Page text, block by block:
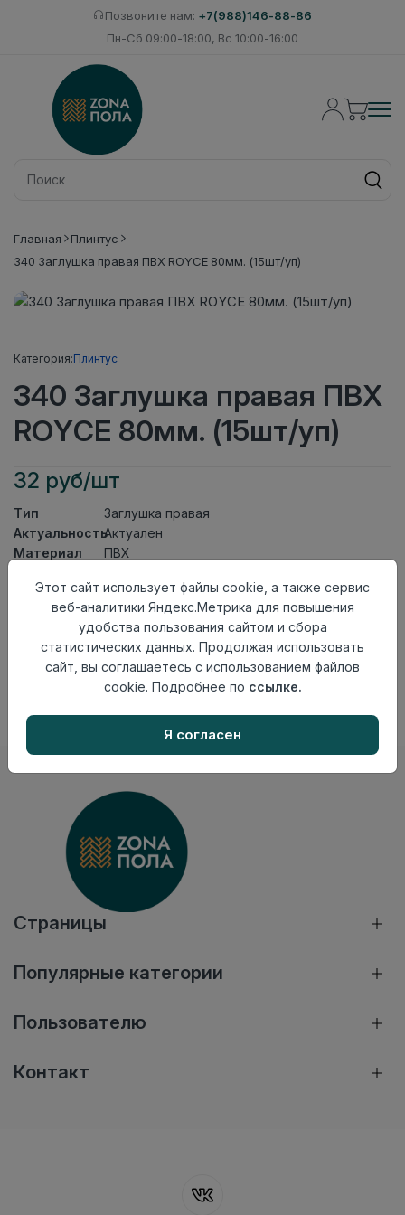
Позвоните нам: +7(988)146-88-86
Пн-Сб 09:00-18:00, Вс 10:00-16:00
Главная
Плинтус
340 Заглушка правая ПВХ ROYCE 80мм. (15шт/уп)
Категория:Плинтус
340 Заглушка правая ПВХ
ROYCE 80мм. (15шт/уп)
32 руб/шт
Тип
Заглушка правая
АктуальностьАктуален
Материал
ПВХ
Осталось59 шт
Добавить в корзину
Внимание! Внешний вид товара может отличаться от
представленного на настоящем сайте. Проверяйте
наличие необходимых характеристик и комплектации
Страницы
Популярные категории
Пользователю
Контакт
Этот сайт использует файлы cookie, а также сервис
веб-аналитики Яндекс.Метрика для повышения
удобства пользования сайтом и сбора
статистических данных. Продолжая использовать
сайт, вы соглашаетесь с использованием файлов
cookie. Подробнее по ссылке.
Я согласен